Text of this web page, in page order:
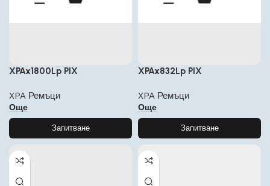
XPAx1800Lp PIX
XPA Ремъци
Още
Запитване
XPAx832Lp PIX
XPA Ремъци
Още
Запитване